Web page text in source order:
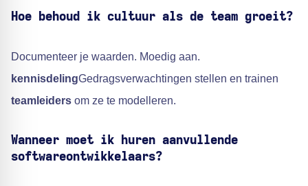
Hoe behoud ik cultuur als de team groeit?
Documenteer je waarden. Moedig aan.
kennisdelingGedragsverwachtingen stellen en trainen
teamleiders om ze te modelleren.
Wanneer moet ik huren aanvullende
softwareontwikkelaars?